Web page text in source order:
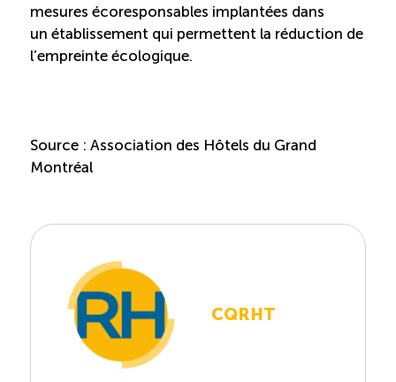
mesures écoresponsables implantées dans
un établissement qui permettent la réduction de
l’empreinte écologique.
Source : Association des Hôtels du Grand
Montréal
CQRHT